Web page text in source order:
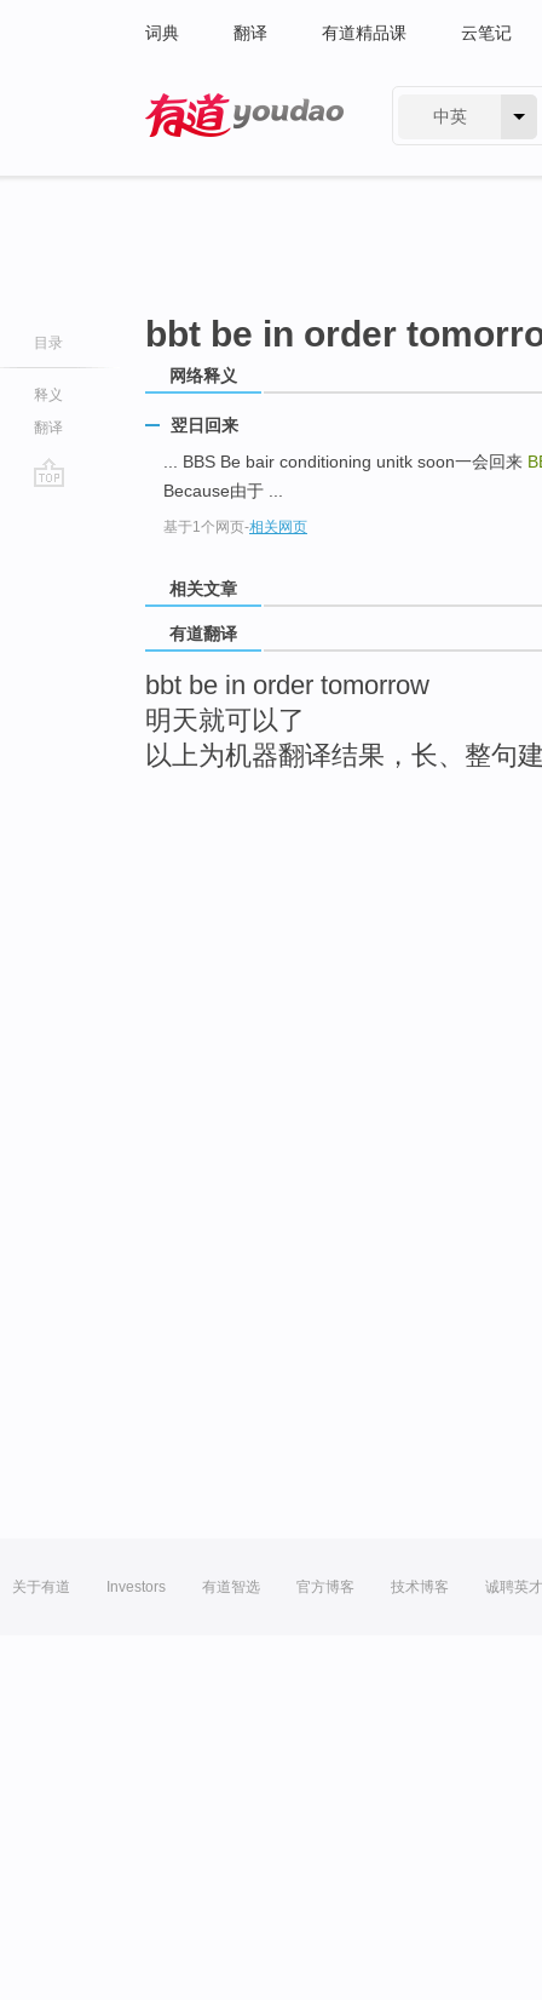
词典 翻译 有道精品课 云笔记
中英
目录
释义
翻译
bbt be in order
网络释义
翌日回来
... BBS Be bair conditioning unitk soon一会回来
Because由于 ...
基于1个网页-相关网页
相关文章
有道翻译
bbt be in order tomorrow
明天就可以了
以上为机器翻译结果，长、整句
关于有道 Investors 有道智选 官方博客 技术博客 诚聘英才